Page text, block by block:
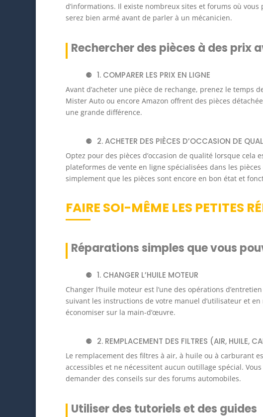
d’informations. Il existe nombreux sites et forums où
serez bien armé avant de parler à un mécanicien.
Rechercher des pièces à des prix
1. COMPARER LES PRIX EN LIGNE
Avant d’acheter une pièce de rechange, prenez le temps
Mister Auto ou encore Amazon offrent des pièces
une grande différence.
2. ACHETER DES PIÈCES D’OCCASION DE
Optez pour des pièces d’occasion de qualité lorsque cela
plateformes de vente en ligne spécialisées dans les
simplement que les pièces sont encore en bon état et
FAIRE SOI-MÊME LES PETITES
Réparations simples que vous
1. CHANGER L’HUILE MOTEUR
Changer l’huile moteur est l’une des opérations
suivant les instructions de votre manuel d’utilisateur et
économiser sur la main-d’œuvre.
2. REMPLACEMENT DES FILTRES (AIR, HUILE,
Le remplacement des filtres à air, à huile ou à carburant
accessibles et ne nécessitent aucun outillage spécial.
demander des conseils sur des forums automobiles.
Utiliser des tutoriels et des guides